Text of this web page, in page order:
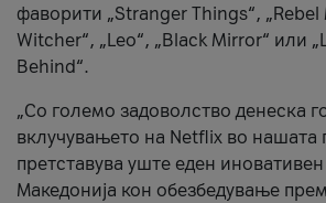
фаворити „Stranger Things“, „Rebel
Witcher“, „Leo“, „Black Mirror“ или
Behind“.
„Со големо задоволство денеска
вклучувањето на Netflix во нашата
претставува уште еден
Македонија кон обезбедување